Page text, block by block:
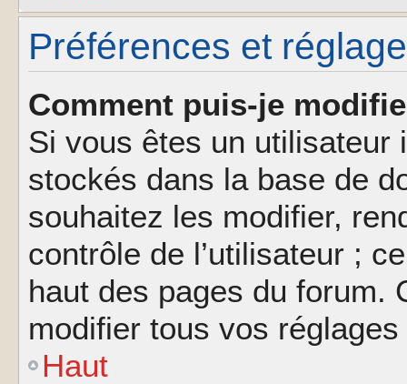
Préférences et
Comment puis-je
Si vous êtes un
stockés dans la base de
souhaitez les modifier,
contrôle de l’utilisateur ;
haut des pages du forum.
modifier tous vos
Haut